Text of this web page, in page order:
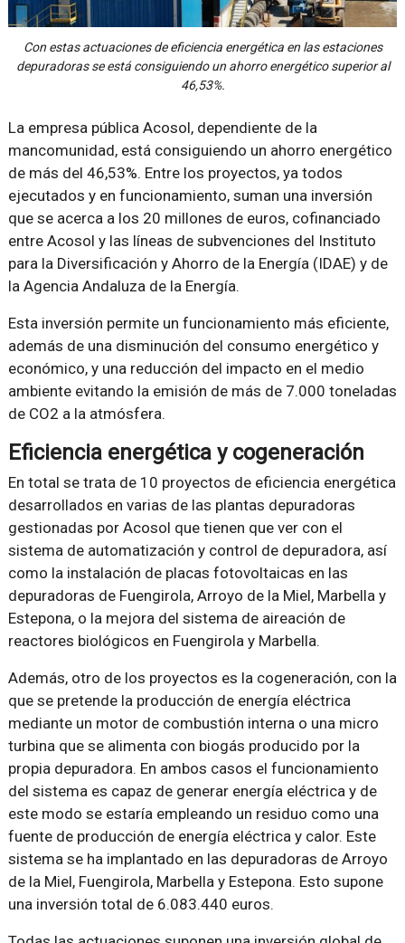
Con estas actuaciones de eficiencia energética en las estaciones
depuradoras se está consiguiendo un ahorro energético superior al
46,53%.
La empresa pública Acosol, dependiente de la
mancomunidad, está consiguiendo un ahorro energético
de más del 46,53%. Entre los proyectos, ya todos
ejecutados y en funcionamiento, suman una inversión
que se acerca a los 20 millones de euros, cofinanciado
entre Acosol y las líneas de subvenciones del Instituto
para la Diversificación y Ahorro de la Energía (IDAE) y de
la Agencia Andaluza de la Energía.
Esta inversión permite un funcionamiento más eficiente,
además de una disminución del consumo energético y
económico, y una reducción del impacto en el medio
ambiente evitando la emisión de más de 7.000 toneladas
de CO2 a la atmósfera.
Eficiencia energética y cogeneración
En total se trata de 10 proyectos de eficiencia energética
desarrollados en varias de las plantas depuradoras
gestionadas por Acosol que tienen que ver con el
sistema de automatización y control de depuradora, así
como la instalación de placas fotovoltaicas en las
depuradoras de Fuengirola, Arroyo de la Miel, Marbella y
Estepona, o la mejora del sistema de aireación de
reactores biológicos en Fuengirola y Marbella.
Además, otro de los proyectos es la cogeneración, con la
que se pretende la producción de energía eléctrica
mediante un motor de combustión interna o una micro
turbina que se alimenta con biogás producido por la
propia depuradora. En ambos casos el funcionamiento
del sistema es capaz de generar energía eléctrica y de
este modo se estaría empleando un residuo como una
fuente de producción de energía eléctrica y calor. Este
sistema se ha implantado en las depuradoras de Arroyo
de la Miel, Fuengirola, Marbella y Estepona. Esto supone
una inversión total de 6.083.440 euros.